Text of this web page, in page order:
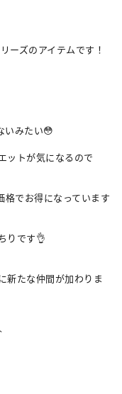
ーズのアイテムです！
いみたい😳
ットが気になるので
格でお得になっています
りです👌
新たな仲間が加わりま